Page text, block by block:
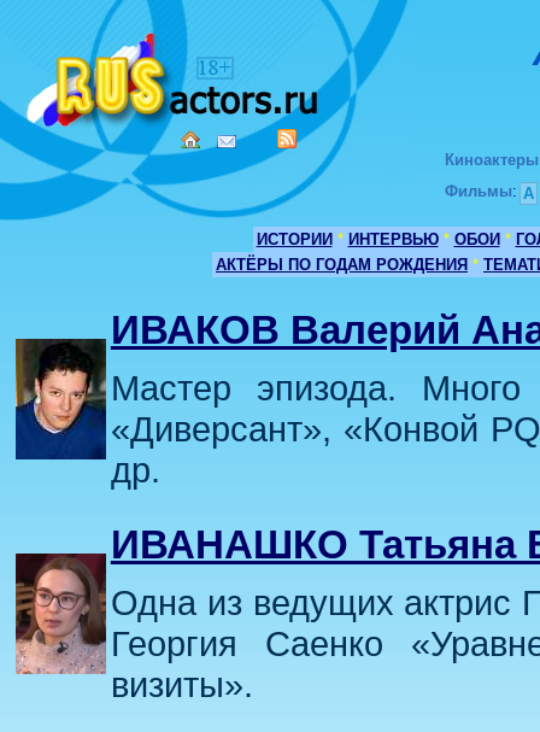
Киноактеры
Фильмы: А
ИСТОРИИ * ИНТЕРВЬЮ * ОБОИ *
АКТЁРЫ ПО ГОДАМ РОЖДЕНИЯ *
ИВАКОВ Валерий
Мастер эпизода.
«Диверсант», «Конвой
др.
ИВАНАШКО Татьяна
Одна из ведущих актрис
Георгия Саенко
визиты».